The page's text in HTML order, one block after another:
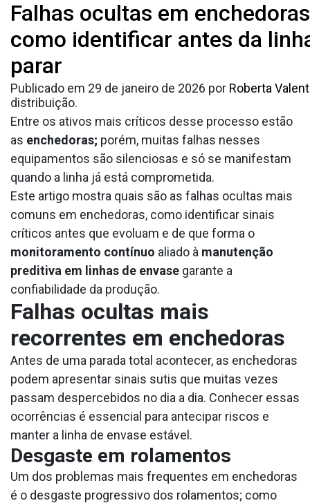
Tag:falhas em planta
industrial
Falhas ocultas em
como identificar antes da
parar
Publicado em 29 de janeiro de 2026 por Roberta
A indústria de bebidas vive sob a pressão constante
de manter a linha de envase em pleno
funcionamento. Paradas não planejadas geram não
apenas perdas de produção, mas também riscos de
desperdício de matérias-primas e impacto direto na
distribuição.
Entre os ativos mais críticos desse processo estão
as enchedoras; porém, muitas falhas nesses
equipamentos são silenciosas e só se manifestam
quando a linha já está comprometida.
Este artigo mostra quais são as falhas ocultas mais
comuns em enchedoras, como identificar sinais
críticos antes que evoluam e de que forma o
monitoramento contínuo aliado à manutenção
preditiva em linhas de envase garante a
confiabilidade da produção.
Falhas ocultas mais
recorrentes em enchedoras
Antes de uma parada total acontecer, as enchedoras
podem apresentar sinais sutis que muitas vezes
passam despercebidos no dia a dia. Conhecer essas
ocorrências é essencial para antecipar riscos e
manter a linha de envase estável.
Desgaste em rolamentos
Um dos problemas mais frequentes em enchedoras
é o desgaste progressivo dos rolamentos; como